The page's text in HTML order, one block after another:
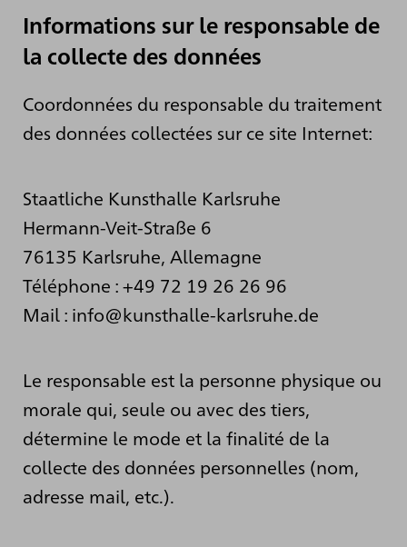
Informations sur le responsable de
la collecte des données
Coordonnées du responsable du traitement
des données collectées sur ce site Internet:
Staatliche Kunsthalle Karlsruhe
Hermann-Veit-Straße 6
76135 Karlsruhe, Allemagne
Téléphone : +49 72 19 26 26 96
Mail : info@kunsthalle-karlsruhe.de
Le responsable est la personne physique ou
morale qui, seule ou avec des tiers,
détermine le mode et la finalité de la
collecte des données personnelles (nom,
adresse mail, etc.).